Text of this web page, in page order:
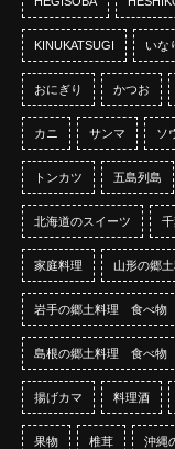
KINUKATSUGI いな
おにぎり かつお
カニ サンマ ソ
トンカツ 五島列島
北海道のスイーツ
家庭料理 山形の郷
岩手の郷土料理 食べ物
島根の郷土料理 食べ物
揚げカマ 料理酒
果物 椎茸 沖縄